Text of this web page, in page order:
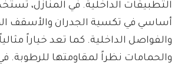
التطبيقات الداخلية. في المنازل،
أساسي في تكسية الجدران والأسقف
والفواصل الداخلية. كما تعد خياراً
والحمامات نظراً لمقاومتها للرطوبة.